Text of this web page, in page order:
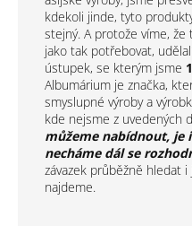
kdekoli jinde, tyto
stejný. A protože víme,
jako tak potřebovat,
ústupek, se kterým jsme
Albumárium je značka,
smyslupné výroby a
kde nejsme z uvedených
můžeme nabídnout, je
necháme dál se
závazek průběžně hledat
najdeme.